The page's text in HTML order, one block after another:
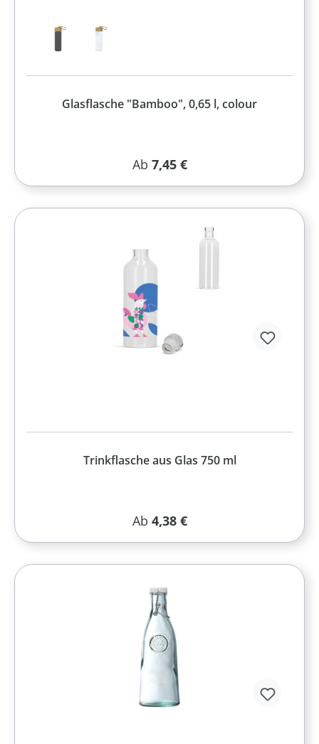
Glasflasche "Bamboo", 0,65 l, colour
Regulärer Preis:
Ab 7,45 €
Trinkflasche aus Glas 750 ml
Regulärer Preis:
Ab 4,38 €